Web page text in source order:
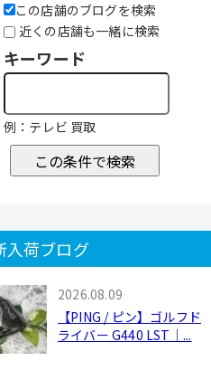
この店舗のブログを検索
近くの店舗も一緒に検索
キーワード
例：テレビ 買取
この条件で検索
入荷ブログ
2026.08.09
【PING / ピン】ゴルフド
ライバー G440 LST｜...